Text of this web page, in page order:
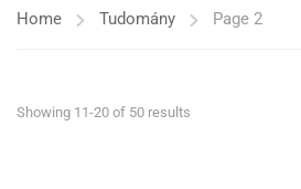
Home Tudomány Page 2
Showing 11-20 of 50 results